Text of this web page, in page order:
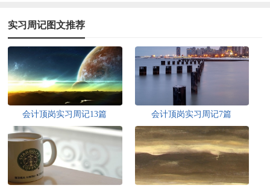
实习周记图文推荐
会计顶岗实习周记13篇 会计顶岗实习周记7篇